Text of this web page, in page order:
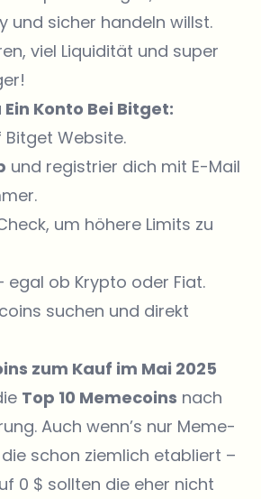
und sicher handeln willst.
viel Liquidität und super
Konto Bei Bitget:
Bitget Website.
und registrier dich mit E-Mail
um höhere Limits zu
egal ob Krypto oder Fiat.
suchen und direkt
zum Kauf im Mai 2025
Top 10 Memecoins nach
Auch wenn’s nur Meme-
schon ziemlich etabliert –
0 $ sollten die eher nicht